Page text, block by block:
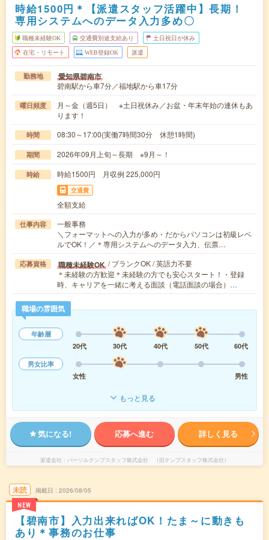
時給1500円＊【派遣スタッフ活躍中】長期！
専用システムへのデータ入力多め〇
職種未経験OK 交通費別途支給あり 土日祝日が休み
在宅・リモート WEB登録OK 派遣
勤務地 愛知県碧南市
碧南駅から車7分／福地駅から車17分
曜日頻度
月～金（週5日） ※土日祝休み／お盆・年末年始の連休もあ
ります！
時間 08:30～17:00(実働7時間30分 休憩1時間)
期間 2026年09月上旬～長期 ※9月～！
時給 時給1500円 月収例 225,000円
交通費
全額支給
仕事内容
一般事務
＼フォーマットへの入力が多め・だからパソコンは初級レベ
ルでOK！／＊専用システムへのデータ入力、伝票…
応募資格 職種未経験OK / ブランクOK / 英語力不要
＊未経験の方歓迎＊未経験の方でも安心スタート！・登録
時、キャリアを一緒に考える面談（電話面談の場合）…
職場の雰囲気
年齢層
20代
30代 40代 50代
60代
男女比率
女性
男性
もっと見る
気になる! 応募へ進む 詳しく見る
派遣会社 パーソルテンプスタッフ株式会社 （旧テンプスタッフ株式会社）
未読
NEW
掲載日 2026/08/05
【碧南市】入力出来ればOK！たま～に動きも
あり＊事務のお仕事